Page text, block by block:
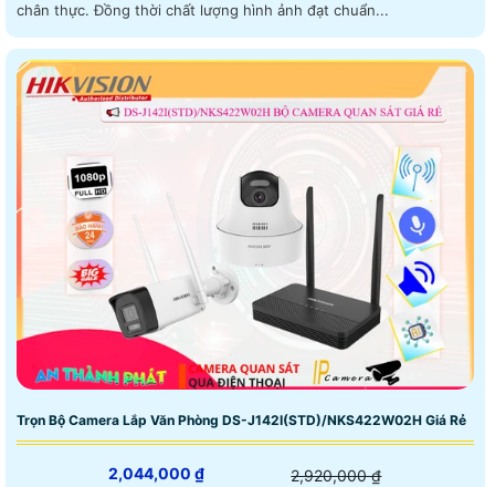
chân thực. Đồng thời chất lượng hình ảnh đạt chuẩn...
Trọn Bộ Camera Lắp Văn Phòng DS-J142I(STD)/NKS422W02H Giá Rẻ
2,044,000 ₫ 2,920,000 ₫